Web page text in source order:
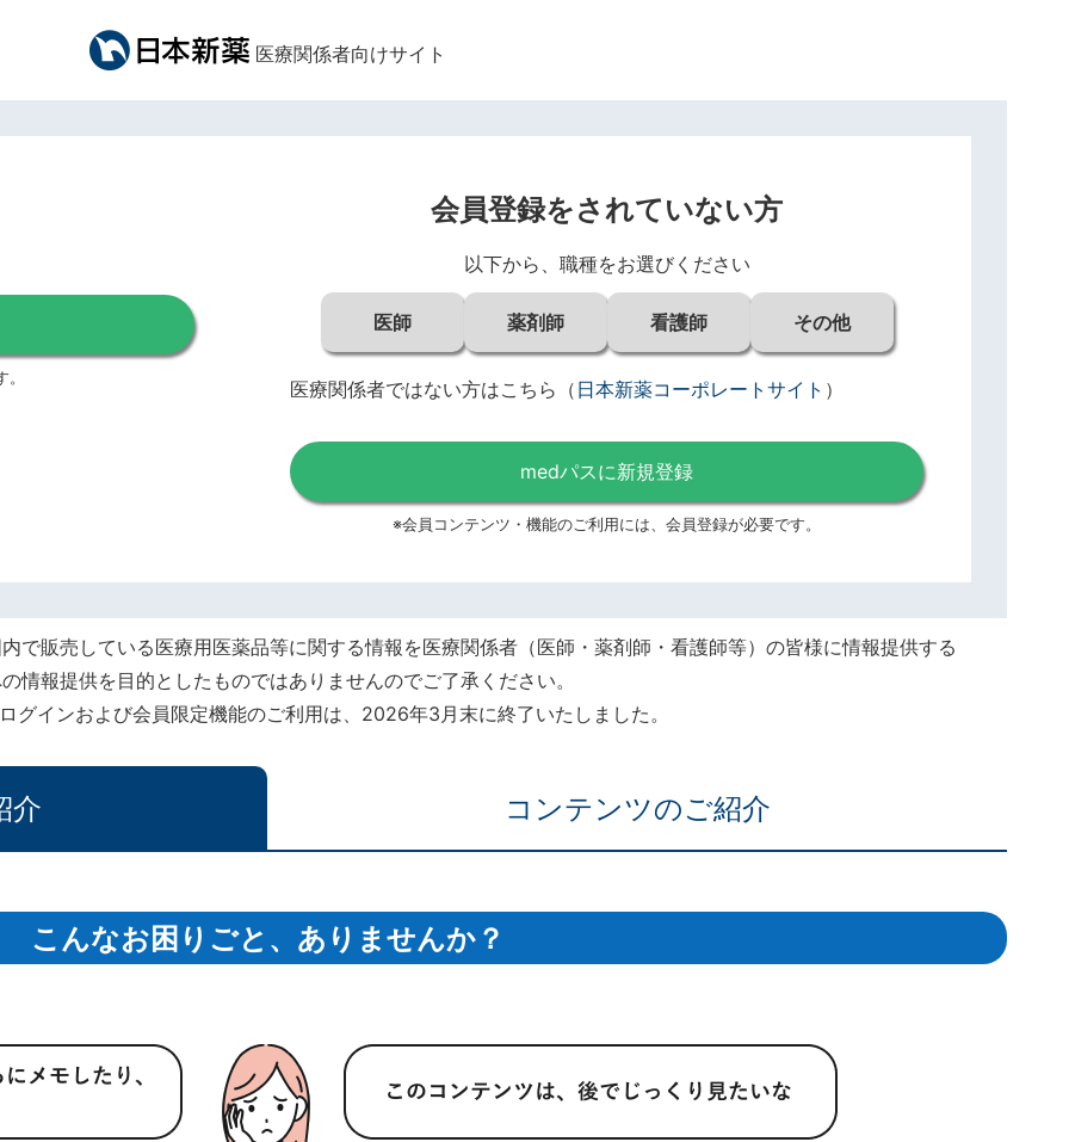
医療関係者向けサイト
会員登録をされていない方
以下から、職種をお選びください
医師 薬剤師 看護師 その他
医療関係者ではない方はこちら （ 日本新薬コーポレートサイト ）
medパスに新規登録
※会員コンテンツ・機能のご利用には、会員登録が必要です。
で販売している医療用医薬品等に関する情報を医療関係者（医師・薬剤師・看護師等）の皆様に情報提供する
情報提供を目的としたものではありませんのでご了承ください。
インおよび会員限定機能のご利用は、2026年3月末に終了いたしました。
介 コンテンツのご紹介
こんなお困りごと、ありませんか？